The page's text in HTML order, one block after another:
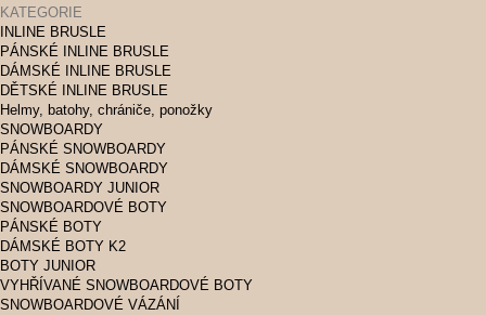
KATEGORIE
INLINE BRUSLE
PÁNSKÉ INLINE BRUSLE
DÁMSKÉ INLINE BRUSLE
DĚTSKÉ INLINE BRUSLE
Helmy, batohy, chrániče, ponožky
SNOWBOARDY
PÁNSKÉ SNOWBOARDY
DÁMSKÉ SNOWBOARDY
SNOWBOARDY JUNIOR
SNOWBOARDOVÉ BOTY
PÁNSKÉ BOTY
DÁMSKÉ BOTY K2
BOTY JUNIOR
VYHŘÍVANÉ SNOWBOARDOVÉ BOTY
SNOWBOARDOVÉ VÁZÁNÍ